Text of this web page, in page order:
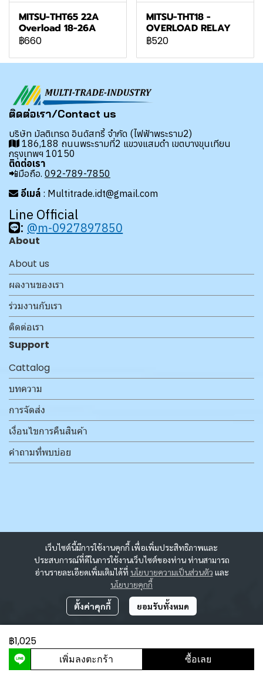
MITSU-THT65 22A
Overload 18-26A
฿660
MITSU-THT18 -
OVERLOAD RELAY
฿520
฿1,025
เพิ่มลงตะกร้า ซื้อเลย
เว็บไซต์นี้มีการใช้งานคุกกี้ เพื่อเพิ่มประสิทธิภาพและ
ประสบการณ์ที่ดีในการใช้งานเว็บไซต์ของท่าน ท่านสามารถ
อ่านรายละเอียดเพิ่มเติมได้ที่ นโยบายความเป็นส่วนตัว และ
นโยบายคุกกี้
ตั้งค่าคุกกี้ ยอมรับทั้งหมด
ติดต่อเรา/Contact us
บริษัท มัลติเทรด อินดัสทรี้ จำกัด (ไฟฟ้าพระราม2)
186,188 ถนนพระรามที่2 แขวงแสมดำ เขตบางขุนเทียน
กรุงเทพฯ 10150
ติดต่อเรา
📲มือถือ. 092-789-7850
อีเมล์ : Multitrade.idt@gmail.com
Line Official
: @m-0927897850
About
About us
ผลงานของเรา
ร่วมงานกับเรา
ติดต่อเรา
Support
Cattalog
บทความ
การจัดส่ง
เงื่อนไขการคืนสินค้า
คำถามที่พบบ่อย
ผู้เข้าชมวันนี้730
Powered By MakeWebEasy